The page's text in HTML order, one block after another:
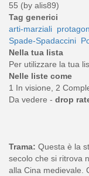
55 (by alis89)
Tag generici
arti-marziali
Spade-Spadaccini
Nella tua lista
Per utilizzare la tua
Nelle liste come
1 In visione, 2
Da vedere - drop
Trama: Questa è la
secolo che si ritrova
alla Cina medievale.